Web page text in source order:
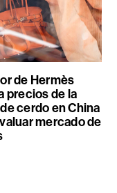
de Hermès
precios de la
cerdo en China
mercado de